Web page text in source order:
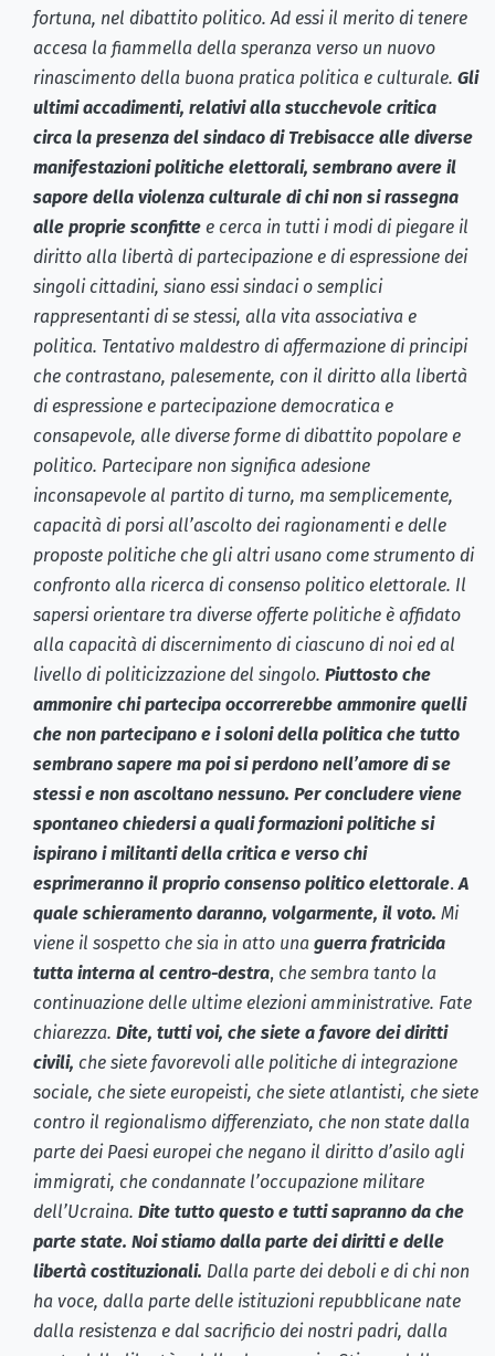
fortuna, nel dibattito politico. Ad essi il merito di tenere
accesa la fiammella della speranza verso un nuovo
rinascimento della buona pratica politica e culturale. Gli
ultimi accadimenti, relativi alla stucchevole critica
circa la presenza del sindaco di Trebisacce alle diverse
manifestazioni politiche elettorali, sembrano avere il
sapore della violenza culturale di chi non si rassegna
alle proprie sconfitte e cerca in tutti i modi di piegare il
diritto alla libertà di partecipazione e di espressione dei
singoli cittadini, siano essi sindaci o semplici
rappresentanti di se stessi, alla vita associativa e
politica. Tentativo maldestro di affermazione di principi
che contrastano, palesemente, con il diritto alla libertà
di espressione e partecipazione democratica e
consapevole, alle diverse forme di dibattito popolare e
politico. Partecipare non significa adesione
inconsapevole al partito di turno, ma semplicemente,
capacità di porsi all’ascolto dei ragionamenti e delle
proposte politiche che gli altri usano come strumento di
confronto alla ricerca di consenso politico elettorale. Il
sapersi orientare tra diverse offerte politiche è affidato
alla capacità di discernimento di ciascuno di noi ed al
livello di politicizzazione del singolo. Piuttosto che
ammonire chi partecipa occorrerebbe ammonire quelli
che non partecipano e i soloni della politica che tutto
sembrano sapere ma poi si perdono nell’amore di se
stessi e non ascoltano nessuno. Per concludere viene
spontaneo chiedersi a quali formazioni politiche si
ispirano i militanti della critica e verso chi
esprimeranno il proprio consenso politico elettorale.A
quale schieramento daranno, volgarmente, il voto. Mi
viene il sospetto che sia in atto una guerra fratricida
tutta interna al centro-destra, che sembra tanto la
continuazione delle ultime elezioni amministrative. Fate
chiarezza. Dite, tutti voi, che siete a favore dei diritti
civili, che siete favorevoli alle politiche di integrazione
sociale, che siete europeisti, che siete atlantisti, che siete
contro il regionalismo differenziato, che non state dalla
parte dei Paesi europei che negano il diritto d’asilo agli
immigrati, che condannate l’occupazione militare
dell’Ucraina. Dite tutto questo e tutti sapranno da che
parte state. Noi stiamo dalla parte dei diritti e delle
libertà costituzionali. Dalla parte dei deboli e di chi non
ha voce, dalla parte delle istituzioni repubblicane nate
dalla resistenza e dal sacrificio dei nostri padri, dalla